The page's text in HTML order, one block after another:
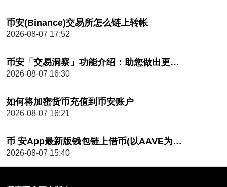
币安(Binance)交易所怎么链上转帐
2026-08-07 17:52
币安「交易洞察」功能介绍：助您做出更明智的加密货币交易决策
2026-08-07 16:30
如何将加密货币充值到币安账户
2026-08-07 16:21
币 安App最新版钱包链上借币(以AAVE为例)图文教程
2026-08-07 15:40